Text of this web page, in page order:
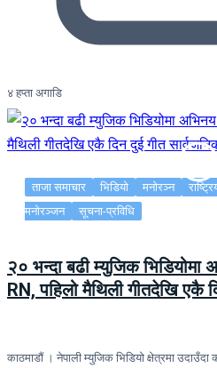
४ हप्ता अगाडि
ताजा समाचार भिडियो मनोरञ्न
मनोरञ्जन
सूचना-प्रविधि
२० भन्दा बढी म्युजिक
RN, पहिलो मैथिली गीतदेखि एकै
काठमाडौं । नेपाली म्युजिक भिडियो क्षेत्रमा